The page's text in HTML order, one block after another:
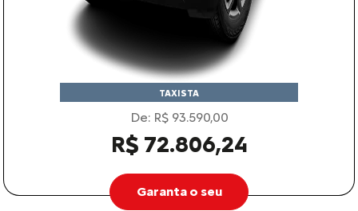
TAXISTA
De: R$ 93.590,00
R$ 72.806,24
Garanta o seu